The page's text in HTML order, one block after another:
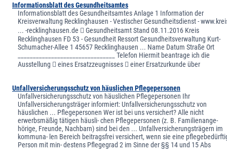
Informationsblatt des Gesundheitsamtes
Informationsblatt des Gesundheitsamtes Anlage 1 Information der
Kreisverwaltung Recklinghausen - Vestischer Gesundheitsdienst -
... -recklinghausen.de  Gesundheitsamt Stand 08.11.2016 Kreis
Recklinghausen FD 53 - Gesundheit Ressort Gesundheitsverwaltung Kurt-
Schumacher-Allee 1 45657 Recklinghausen ... Name Datum Straße Ort
________________________________ Telefon Hiermit beantrage ich die
Ausstellung  eines Ersatzzeugnisses  einer Ersatzurkunde über
Unfallversicherungsschutz von häuslichen Pflegepersonen
Unfallversicherungsschutz von häuslichen Pflegepersonen Ihr
Unfallversicherungsträger informiert: Unfallversicherungsschutz von
häuslichen ... Pflegepersonen Wer ist bei uns versichert? Alle nicht
erwerbsmäßig tätigen häusli- chen Pflegepersonen (z. B. Familienange-
hörige, Freunde, Nachbarn) sind bei den ... Unfallversicherungsträgern im
kommuna- len Bereich beitragsfrei versichert, wenn sie eine
Person mit min- destens Pflegegrad 2 im Sinne der §§ 14 und 15 Abs